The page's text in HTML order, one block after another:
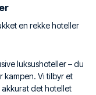
en rekke hoteller
luksushoteller – du
kampen. Vi tilbyr et
akkurat det hotellet